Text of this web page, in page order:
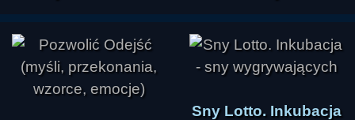
Sny Lotto. Inkubacja